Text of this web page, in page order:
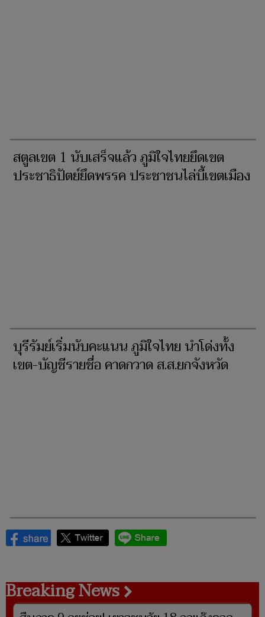
สตูลเขต 1 นับเสร็จแล้ว ภูมิใจไทยยึดเขต
ประชาธิปัตย์ยึดพรรค ประชาชนไล่บี้เขตเมือง
บุรีรัมย์เริ่มนับคะแนน ภูมิใจไทย นำโด่งทั้ง
เขต-บัญชีรายชื่อ คาดกวาด ส.ส.ยกจังหวัด
Breaking News